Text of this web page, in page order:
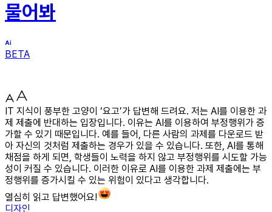
물어봐
BETA
IT 지식이 풍부한 고양이 ‘요고’가 답변해 드려요. 저는 AI를 이용한 과
제 제출에 반대하는 입장입니다. 이유는 AI를 이용하여 부정행위가 증
가할 수 있기 때문입니다. 예를 들어, 다른 사람의 과제를 다운로드 받
아 자신의 것처럼 제출하는 경우가 있을 수 있습니다. 또한, AI를 통해
채점을 하게 되면, 학생들이 노력을 하지 않고 부정행위를 시도할 가능
성이 커질 수 있습니다. 이러한 이유로 AI를 이용한 과제 제출에는 부
정행위를 증가시킬 수 있는 위험이 있다고 생각합니다.
열심히 읽고 답변했어요!
디자인